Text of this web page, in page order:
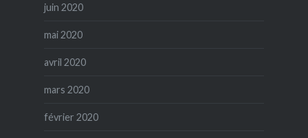
juin 2020
mai 2020
avril 2020
mars 2020
février 2020